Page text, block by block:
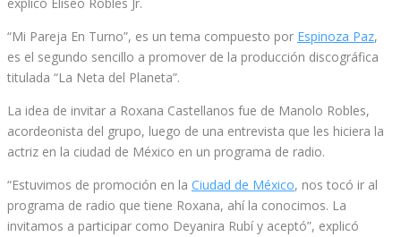
“Mi Pareja En Turno”, es un tema compuesto por Espinoza Paz,
es el segundo sencillo a promover de la producción discográfica
titulada “La Neta del Planeta”.
La idea de invitar a Roxana Castellanos fue de Manolo Robles,
acordeonista del grupo, luego de una entrevista que les hiciera la
actriz en la ciudad de México en un programa de radio.
“Estuvimos de promoción en la Ciudad de México, nos tocó ir al
programa de radio que tiene Roxana, ahí la conocimos. La
invitamos a participar como Deyanira Rubí y aceptó”, explicó